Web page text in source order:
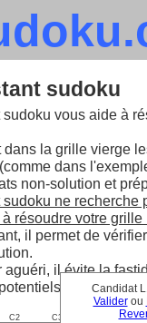
Candidat
Validerou
sudoku
sudoku vous aide à
dans la grille vierge
dans
non-solution et
sudoku ne
résoudre votre grille
il permet de
aguéri, il évite la
C2 C3